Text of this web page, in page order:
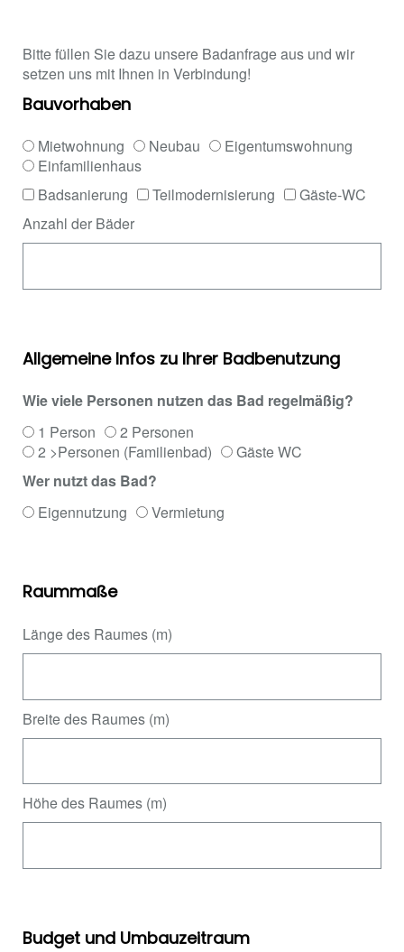
Bitte füllen Sie dazu unsere Badanfrage aus und wir
setzen uns mit Ihnen in Verbindung!
Bauvorhaben
Mietwohnung Neubau
Eigentumswohnung
Einfamilienhaus
Badsanierung
Teilmodernisierung
Gäste-WC
Anzahl der Bäder
Allgemeine Infos zu Ihrer Badbenutzung
Wie viele Personen nutzen das Bad regelmäßig?
1 Person
2 Personen
2 >Personen (Familienbad)
Gäste WC
Wer nutzt das Bad?
Eigennutzung
Vermietung
Raummaße
Länge des Raumes (m)
Breite des Raumes (m)
Höhe des Raumes (m)
Budget und Umbauzeitraum